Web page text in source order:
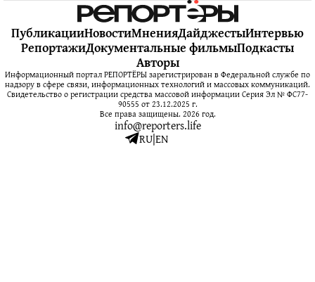
ПубликацииНовостиМненияДайджестыИнтервью
РепортажиДокументальные фильмыПодкасты
Авторы
Информационный портал РЕПОРТЁРЫ зарегистрирован в Федеральной службе по
надзору в сфере связи, информационных технологий и массовых коммуникаций.
Свидетельство о регистрации средства массовой информации Серия Эл № ФС77-
90555 от 23.12.2025 г.
Все права защищены. 2026 год.
info@reporters.life
RU|EN